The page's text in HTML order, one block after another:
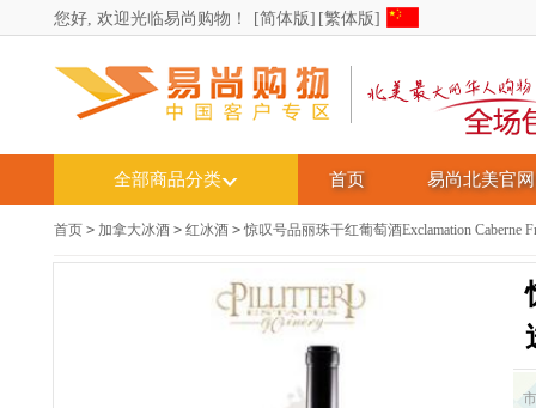
您好, 欢迎光临易尚购物！ [简体版] [繁体版]
全部商品分类 首页 易尚北美官网
首页 > 加拿大冰酒 > 红冰酒 >惊叹号品丽珠干红葡萄酒Exclamation Caberne